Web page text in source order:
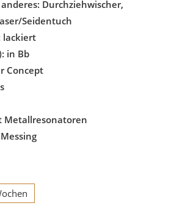
Durchziehwischer,
Seidentuch
lackiert
in Bb
Concept
Metallresonatoren